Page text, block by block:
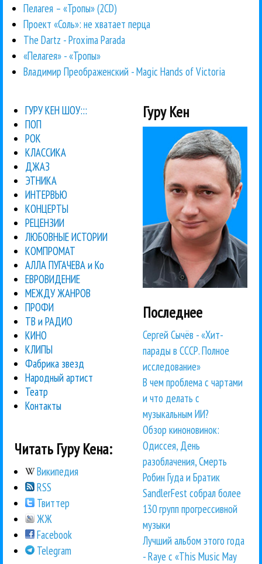
Пелагея – «Тропы» (2CD)
Проект «Соль»: не хватает перца
The Dartz - Proxima Parada
«Пелагея» - «Тропы»
Владимир Преображенский - Magic Hands of Victoria
ГУРУ КЕН ШОУ:::
ПОП
РОК
КЛАССИКА
ДЖАЗ
ЭТНИКА
ИНТЕРВЬЮ
КОНЦЕРТЫ
РЕЦЕНЗИИ
ЛЮБОВНЫЕ ИСТОРИИ
КОМПРОМАТ
АЛЛА ПУГАЧЕВА и Ко
ЕВРОВИДЕНИЕ
МЕЖДУ ЖАНРОВ
ПРОФИ
ТВ и РАДИО
КИНО
КЛИПЫ
Фабрика звезд
Народный артист
Театр
Контакты
Читать Гуру Кена:
Википедия
RSS
Твиттер
ЖЖ
Facebook
Telegram
Гуру Кен
Последнее
Сергей Сычёв - «Хит-
парады в СССР. Полное
исследование»
В чем проблема с чартами
и что делать с
музыкальным ИИ?
Обзор киноновинок:
Одиссея, День
разоблачения, Смерть
Робин Гуда и Братик
SandlerFest собрал более
130 групп прогрессивной
музыки
Лучший альбом этого года
- Raye с «This Music May